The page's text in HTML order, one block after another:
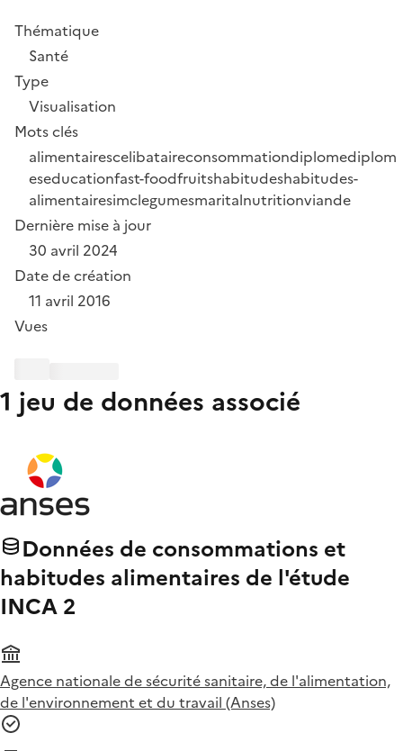
Thématique
Santé
Type
Visualisation
Mots clés
alimentairescelibataireconsommationdiplomediplom
eseducationfast-foodfruitshabitudeshabitudes-
alimentairesimclegumesmaritalnutritionviande
Dernière mise à jour
30 avril 2024
Date de création
11 avril 2016
Vues
1 jeu de données associé
Données de consommations et
habitudes alimentaires de l'étude
INCA 2
Agence nationale de sécurité sanitaire, de l'alimentation,
de l'environnement et du travail (Anses)